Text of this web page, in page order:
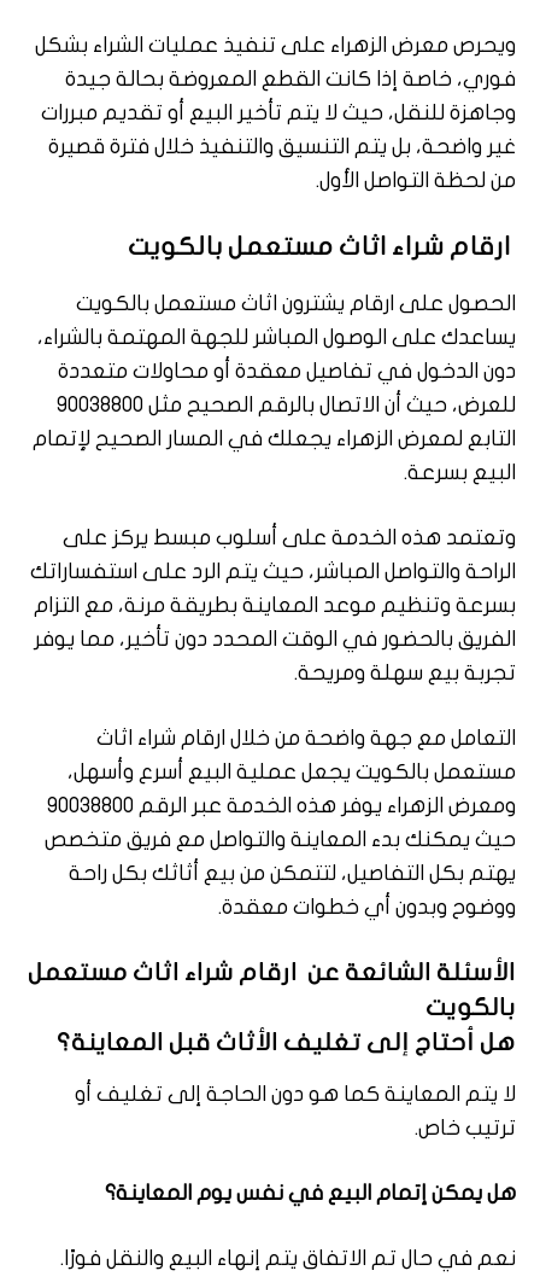
ويحرص معرض الزهراء على تنفيذ عمليات الشراء بشكل
فوري، خاصة إذا كانت القطع المعروضة بحالة جيدة
وجاهزة للنقل، حيث لا يتم تأخير البيع أو تقديم مبررات
غير واضحة، بل يتم التنسيق والتنفيذ خلال فترة قصيرة
من لحظة التواصل الأول.
ارقام شراء اثاث مستعمل بالكويت
الحصول على ارقام يشترون اثاث مستعمل بالكويت
يساعدك على الوصول المباشر للجهة المهتمة بالشراء،
دون الدخول في تفاصيل معقدة أو محاولات متعددة
للعرض، حيث أن الاتصال بالرقم الصحيح مثل 90038800
التابع لمعرض الزهراء يجعلك في المسار الصحيح لإتمام
البيع بسرعة.
وتعتمد هذه الخدمة على أسلوب مبسط يركز على
الراحة والتواصل المباشر، حيث يتم الرد على استفساراتك
بسرعة وتنظيم موعد المعاينة بطريقة مرنة، مع التزام
الفريق بالحضور في الوقت المحدد دون تأخير، مما يوفر
تجربة بيع سهلة ومريحة.
التعامل مع جهة واضحة من خلال ارقام شراء اثاث
مستعمل بالكويت يجعل عملية البيع أسرع وأسهل،
ومعرض الزهراء يوفر هذه الخدمة عبر الرقم 90038800
حيث يمكنك بدء المعاينة والتواصل مع فريق متخصص
يهتم بكل التفاصيل، لتتمكن من بيع أثاثك بكل راحة
ووضوح وبدون أي خطوات معقدة.
الأسئلة الشائعة عن ارقام شراء اثاث مستعمل
بالكويت
هل أحتاج إلى تغليف الأثاث قبل المعاينة؟
لا يتم المعاينة كما هو دون الحاجة إلى تغليف أو
ترتيب خاص.
هل يمكن إتمام البيع في نفس يوم المعاينة؟
نعم في حال تم الاتفاق يتم إنهاء البيع والنقل فورًا.